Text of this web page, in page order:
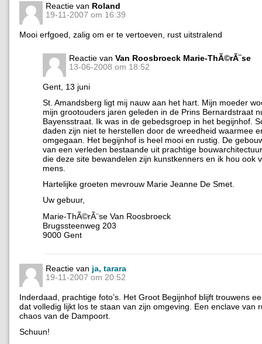
Reactie van Roland
19-11-2007 om 16:39
Mooi erfgoed, zalig om er te vertoeven, rust uitstralend
Reactie van Van Roosbroeck Marie-ThÃ©rÃ¨se
13-06-2008 om 18:52
Gent, 13 juni
St. Amandsberg ligt mij nauw aan het hart. Mijn moeder
mijn grootouders jaren geleden in de Prins Bernardstraat
Bayensstraat. Ik was in de gebedsgroep in het begijnhof.
daden zijn niet te herstellen door de wreedheid waarmee
omgegaan. Het begijnhof is heel mooi en rustig. De
van een verleden bestaande uit prachtige
die deze site bewandelen zijn kunstkenners en ik hou ook
mens.
Hartelijke groeten mevrouw Marie Jeanne De Smet.
Uw gebuur,
Marie-ThÃ©rÃ¨se Van Roosbroeck
Brugssteenweg 203
9000 Gent
Reactie van ja, tarara
19-11-2007 om 20:52
Inderdaad, prachtige foto’s. Het Groot Begijnhof blijft trouwens
dat volledig lijkt los te staan van zijn omgeving. Een enclave van
chaos van de Dampoort.
Schuun!